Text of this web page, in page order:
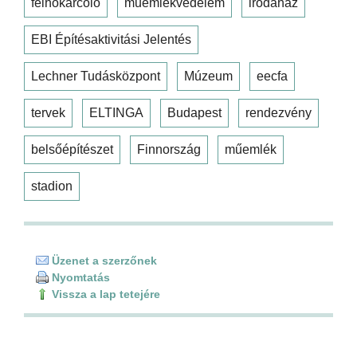
EBI Építésaktivitási Jelentés
Lechner Tudásközpont Múzeum eecfa
tervek ELTINGA Budapest rendezvény
belsőépítészet Finnország műemlék
stadion
Üzenet a szerzőnek
Nyomtatás
Vissza a lap tetejére